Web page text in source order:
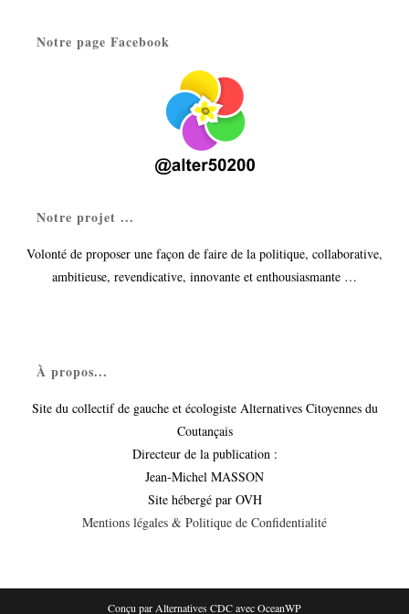
Notre page Facebook
Notre projet ...
Volonté de proposer une façon de faire de la politique, collaborative,
ambitieuse, revendicative, innovante et enthousiasmante …
À propos...
Site du collectif de gauche et écologiste Alternatives Citoyennes du
Coutançais
Directeur de la publication :
Jean-Michel MASSON
Site hébergé par OVH
Mentions légales & Politique de Confidentialité
Conçu par Alternatives CDC avec OceanWP